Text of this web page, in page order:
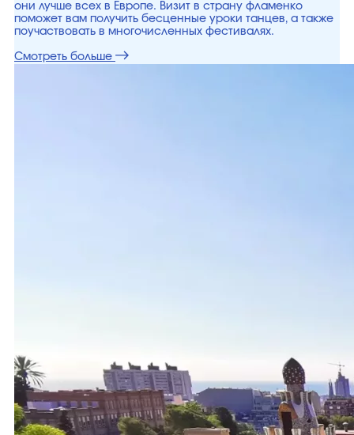
они лучше всех в Европе. Визит в страну фламенко
поможет вам получить бесценные уроки танцев, а также
поучаствовать в многочисленных фестивалях.
Смотреть больше